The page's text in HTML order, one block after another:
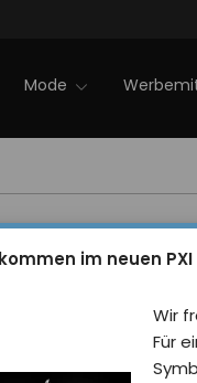
im neuen PXI
Wir
Für
Mode